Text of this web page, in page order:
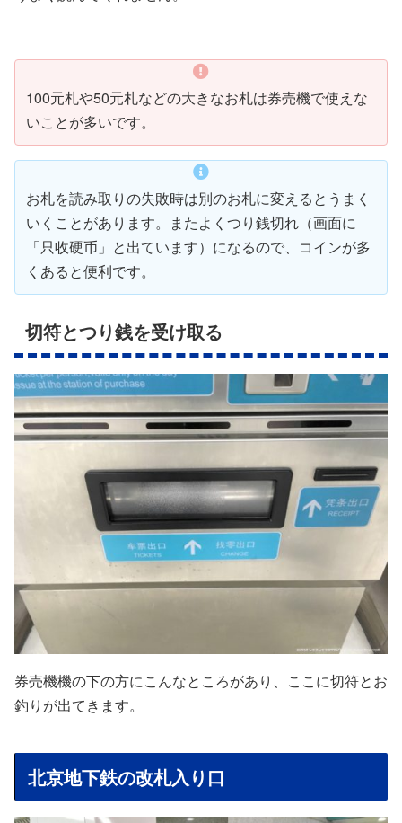
100元札や50元札などの大きなお札は券売機で使えな
いことが多いです。
お札を読み取りの失敗時は別のお札に変えるとうまく
いくことがあります。またよくつり銭切れ（画面に
「只收硬币」と出ています）になるので、コインが多
くあると便利です。
切符とつり銭を受け取る
券売機機の下の方にこんなところがあり、ここに切符とお
釣りが出てきます。
北京地下鉄の改札入り口